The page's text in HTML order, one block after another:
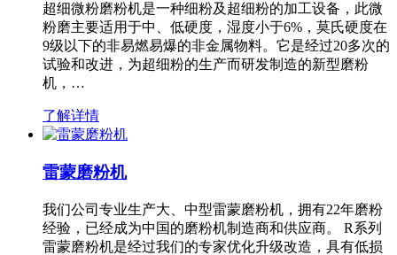
超细微粉磨粉机是一种细粉及超细粉的加工设备，此微
粉磨主要适用于中、低硬度，湿度小于6%，莫氏硬度在
9级以下的非易燃易爆的非金属物料。它是经过20多次的
试验和改进，为超细粉的生产而研发制造的新型磨粉
机，…
了解详情
雷蒙磨粉机
我们公司专业生产大、中型雷蒙磨粉机，拥有22年磨粉
经验，已经成为中国的磨粉机制造商和供应商。 R系列
雷蒙磨粉机是经过我们的专家优化升级改造，具有低损